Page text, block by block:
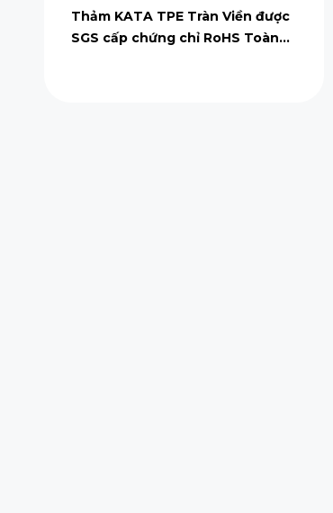
Thảm KATA TPE Tràn Viền được
SGS cấp chứng chỉ RoHS Toàn